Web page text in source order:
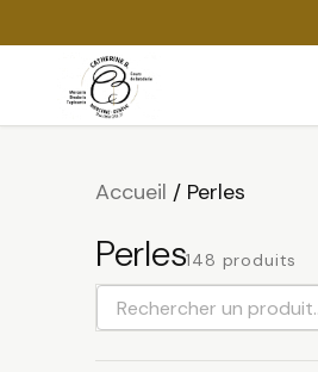
Passer
Accueil / Perles
Perles148 produits
Rechercher
un